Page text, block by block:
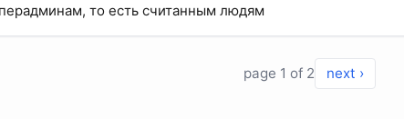
то есть считанным людям
page 1 of 2 next ›